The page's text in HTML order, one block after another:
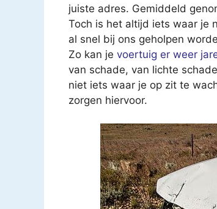
juiste adres. Gemiddeld
Toch is het altijd iets waar je
al snel bij ons geholpen
Zo kan je voertuig er weer
van schade, van lichte
niet iets waar je op zit te
zorgen hiervoor.